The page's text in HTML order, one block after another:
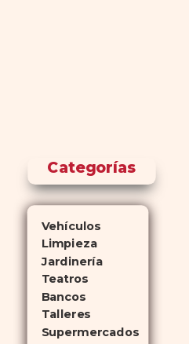
Categorías
Vehículos
Limpieza
Jardinería
Teatros
Bancos
Talleres
Supermercados